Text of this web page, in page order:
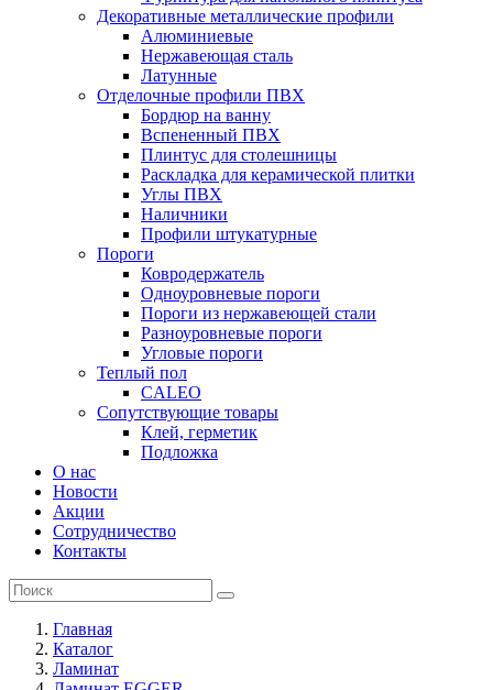
Декоративные металлические профили
Алюминиевые
Нержавеющая сталь
Латунные
Отделочные профили ПВХ
Бордюр на ванну
Вспененный ПВХ
Плинтус для столешницы
Раскладка для керамической плитки
Углы ПВХ
Наличники
Профили штукатурные
Пороги
Ковродержатель
Одноуровневые пороги
Пороги из нержавеющей стали
Разноуровневые пороги
Угловые пороги
Теплый пол
CALEO
Сопутствующие товары
Клей, герметик
Подложка
О нас
Новости
Акции
Сотрудничество
Контакты
Главная
Каталог
Ламинат